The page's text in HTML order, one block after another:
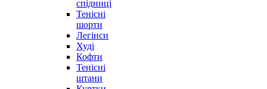
спідниці
Тенісні
шорти
Легінси
Худі
Кофти
Тенісні
штани